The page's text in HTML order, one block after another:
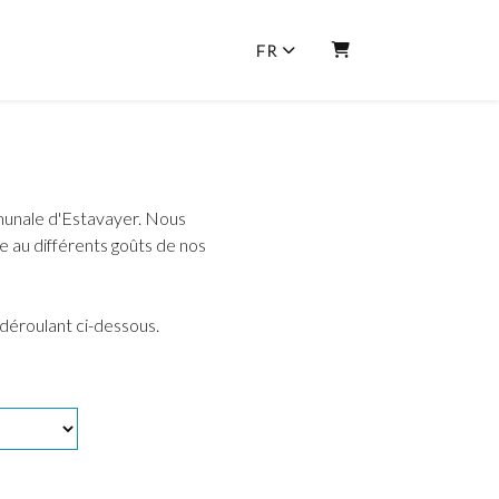
FR
PANIER
d'Estavayer. Nous
au différents goûts de nos
ci-dessous.